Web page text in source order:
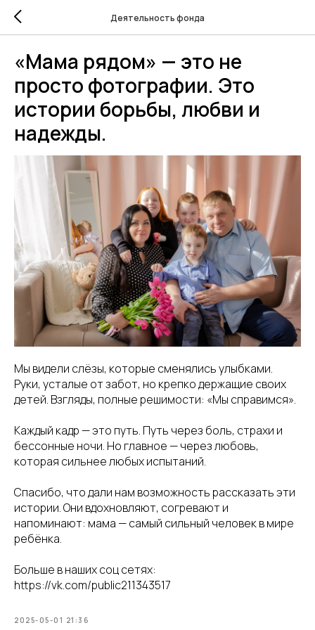
Деятельность фонда
«Мама рядом» — это не
просто фотографии. Это
истории борьбы, любви и
надежды.
Мы видели слёзы, которые сменялись улыбками.
Руки, усталые от забот, но крепко держащие своих
детей. Взгляды, полные решимости: «Мы справимся».
Каждый кадр — это путь. Путь через боль, страхи и
бессонные ночи. Но главное — через любовь,
которая сильнее любых испытаний.
Спасибо, что дали нам возможность рассказать эти
истории. Они вдохновляют, согревают и
напоминают: мама — самый сильный человек в мире
ребёнка.
Больше в наших соц сетях:
https://vk.com/public211343517
2025-05-01 21:36